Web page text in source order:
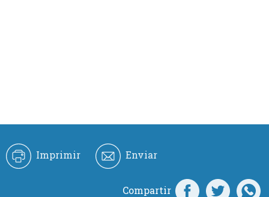
Imprimir Enviar
Compartir